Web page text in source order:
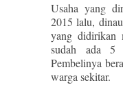
Usaha yang
2015 lalu,
yang didirikan
sudah ada 5
Pembelinya
warga sekitar.